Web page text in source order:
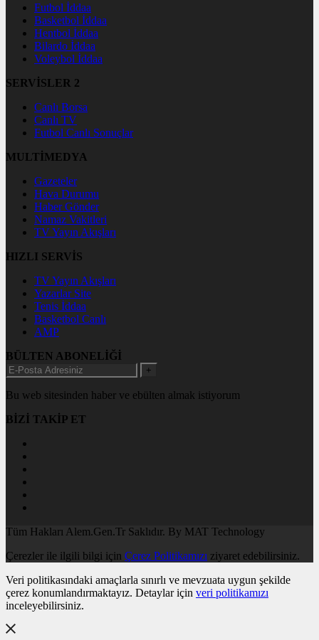
Futbol İddaa
Basketbol İddaa
Hentbol İddaa
Bilardo İddaa
Voleybol İddaa
SERVİSLER 2
Canlı Borsa
Canlı TV
Futbol Canlı Sonuçlar
MULTİMEDYA
Gazeteler
Hava Durumu
Haber Gönder
Namaz Vakitleri
TV Yayın Akışları
HIZLI SERVİS
TV Yayın Akışları
Yazarlar Site
Tenis İddaa
Basketbol Canlı
AMP
BÜLTEN ABONELİĞİ
+
Bu web sitesinden haber ve ebülten almak istiyorum
BİZİ TAKİP ET
Tüm Hakları Alem.Gen.Tr Saklıdır. By MAT Technology
Çerezler ile ilgili bilgi için Çerez Politikamızı ziyaret edebilirsiniz.
Veri politikasındaki amaçlarla sınırlı ve mevzuata uygun şekilde
çerez konumlandırmaktayız. Detaylar için veri politikamızı
inceleyebilirsiniz.